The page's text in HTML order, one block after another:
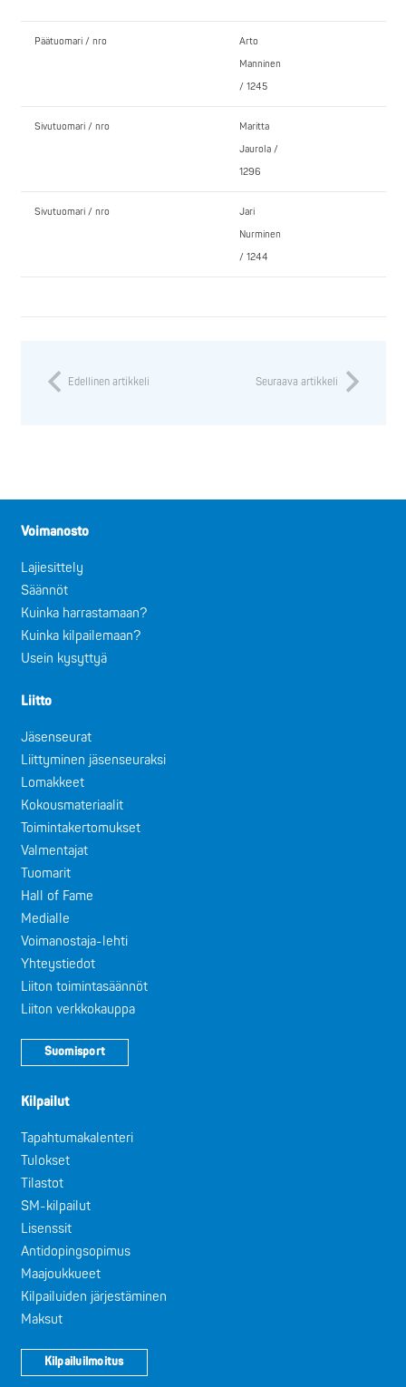
Päätuomari / nro
Arto
Manninen
/ 1245
Sivutuomari / nro
Maritta
Jaurola /
1296
Sivutuomari / nro
Jari
Nurminen
/ 1244
Edellinen artikkeli Seuraava artikkeli
Voimanosto
Lajiesittely
Säännöt
Kuinka harrastamaan?
Kuinka kilpailemaan?
Usein kysyttyä
Liitto
Jäsenseurat
Liittyminen jäsenseuraksi
Lomakkeet
Kokousmateriaalit
Toimintakertomukset
Valmentajat
Tuomarit
Hall of Fame
Medialle
Voimanostaja-lehti
Yhteystiedot
Liiton toimintasäännöt
Liiton verkkokauppa
Suomisport
Kilpailut
Tapahtumakalenteri
Tulokset
Tilastot
SM-kilpailut
Lisenssit
Antidopingsopimus
Maajoukkueet
Kilpailuiden järjestäminen
Maksut
Kilpailuilmoitus